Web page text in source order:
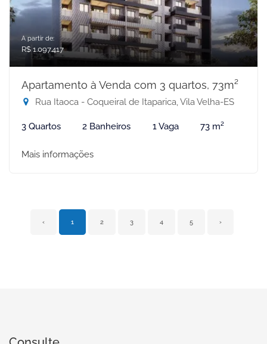
A partir de:
R$ 1.097.417
Apartamento à Venda com 3 quartos, 73m²
Rua Itaoca - Coqueiral de Itaparica, Vila Velha-ES
3 Quartos 2 Banheiros 1 Vaga 73 m²
Mais informações
‹ 1 2 3 4 5 ›